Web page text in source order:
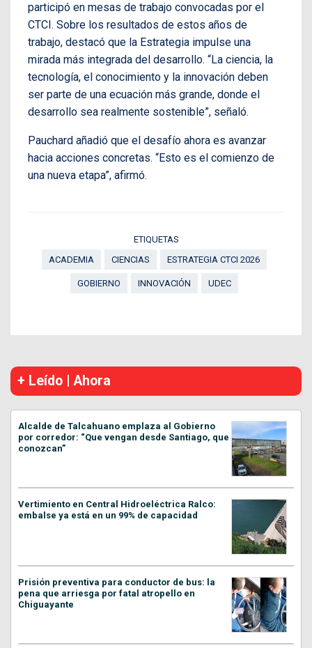
participó en mesas de trabajo convocadas por el
CTCI. Sobre los resultados de estos años de
trabajo, destacó que la Estrategia impulse una
mirada más integrada del desarrollo. “La ciencia, la
tecnología, el conocimiento y la innovación deben
ser parte de una ecuación más grande, donde el
desarrollo sea realmente sostenible”, señaló.
Pauchard añadió que el desafío ahora es avanzar
hacia acciones concretas. “Esto es el comienzo de
una nueva etapa”, afirmó.
ETIQUETAS
ACADEMIA
CIENCIAS ESTRATEGIA CTCI 2026
GOBIERNO INNOVACIÓN UDEC
+ Leído | Ahora
Alcalde de Talcahuano emplaza al Gobierno
por corredor: “Que vengan desde Santiago, que
conozcan”
Vertimiento en Central Hidroeléctrica Ralco:
embalse ya está en un 99% de capacidad
Prisión preventiva para conductor de bus: la
pena que arriesga por fatal atropello en
Chiguayante